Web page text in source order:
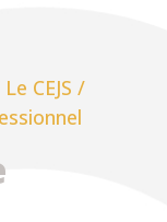
Le CEJS /